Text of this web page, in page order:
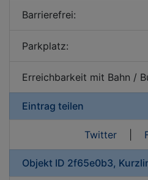
Barrierefrei:
Parkplatz:
Erreichbarkeit mit Bahn /
Eintrag teilen
Twitter|
Objekt ID 2f65e0b3,